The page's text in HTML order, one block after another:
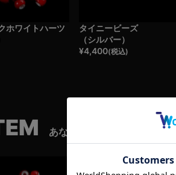
ホワイトハーツ
タイニービーズ
（シルバー）
¥4,400(税込)
あなたへおすすめ商品